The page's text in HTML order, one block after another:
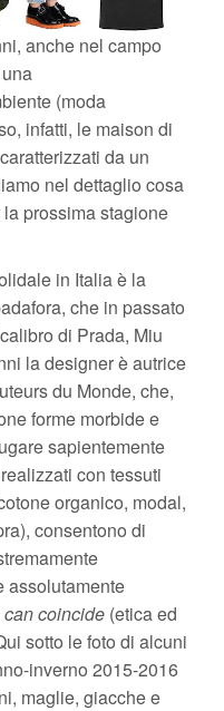
anche nel campo
(moda
infatti, le maison di
da un
nel dettaglio cosa
prossima stagione
in Italia è la
che in passato
di Prada, Miu
la designer è autrice
du Monde, che,
forme morbide e
sapientemente
con tessuti
organico, modal,
consentono di
assolutamente
coincide (etica ed
sotto le foto di alcuni
inverno 2015-2016
maglie, giacche e